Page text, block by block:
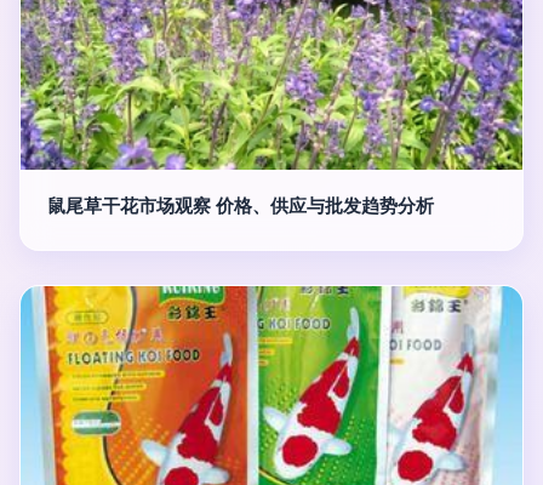
鼠尾草干花市场观察 价格、供应与批发趋势分析